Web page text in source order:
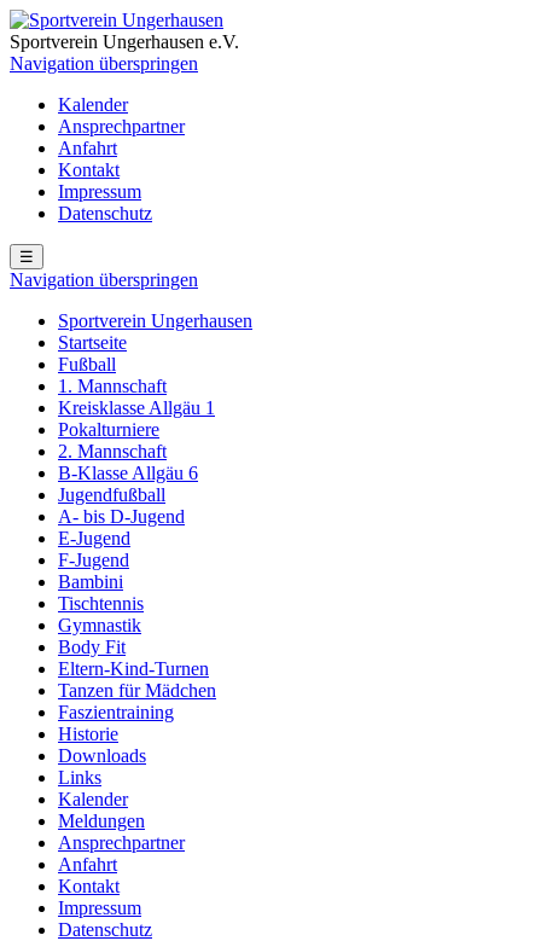
Sportverein Ungerhausen e.V.
Navigation überspringen
Kalender
Ansprechpartner
Anfahrt
Kontakt
Impressum
Datenschutz
☰
Navigation überspringen
Sportverein Ungerhausen
Startseite
Fußball
1. Mannschaft
Kreisklasse Allgäu 1
Pokalturniere
2. Mannschaft
B-Klasse Allgäu 6
Jugendfußball
A- bis D-Jugend
E-Jugend
F-Jugend
Bambini
Tischtennis
Gymnastik
Body Fit
Eltern-Kind-Turnen
Tanzen für Mädchen
Faszientraining
Historie
Downloads
Links
Kalender
Meldungen
Ansprechpartner
Anfahrt
Kontakt
Impressum
Datenschutz